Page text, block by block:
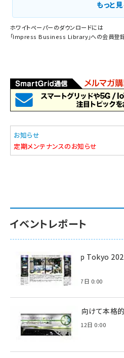
もっと
ホワイトペーパーのダウンロードには
「Impress Business Library」への会員登
お知らせ
定期メンテナンスのお知らせ
イベントレポート
【Interop Tokyo
5G！
2022年7月7日 0:00
脱炭素に向けて本格
2022年6月12日 0:00